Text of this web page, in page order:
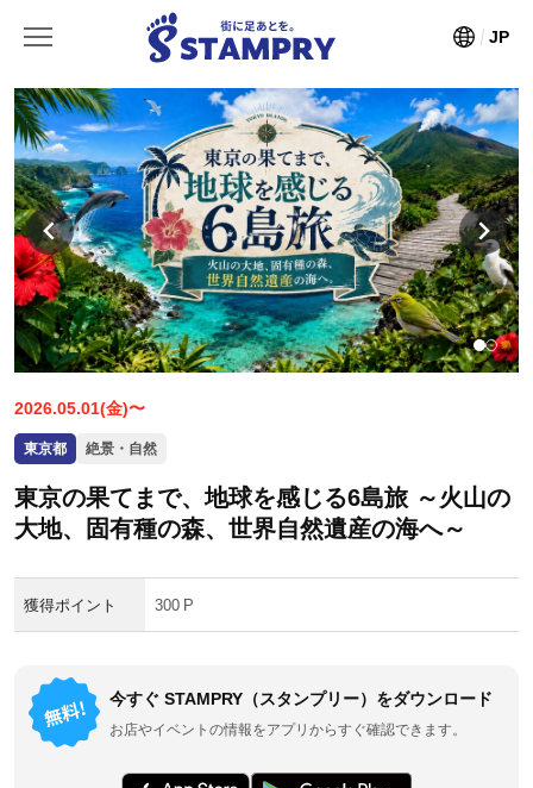
JP
2026.05.01(金)〜
東京都 絶景・自然
東京の果てまで、地球を感じる6島旅 ～火山の
大地、固有種の森、世界自然遺産の海へ～
獲得ポイント 300 P
今すぐ STAMPRY（スタンプリー）をダウンロード
お店やイベントの情報をアプリからすぐ確認できます。